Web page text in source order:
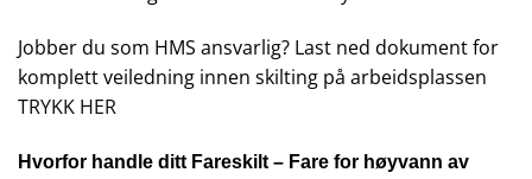
Jobber du som HMS ansvarlig? Last ned dokument for
komplett veiledning innen skilting på arbeidsplassen
TRYKK HER
Hvorfor handle ditt Fareskilt – Fare for høyvann av